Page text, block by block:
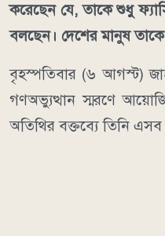
করেছেন যে, তাকে শুধু
বলছেন। দেশের মানুষ
বৃহস্পতিবার (৬ আগস্ট)
গণঅভ্যুত্থান স্মরণে
অতিথির বক্তব্যে তিনি